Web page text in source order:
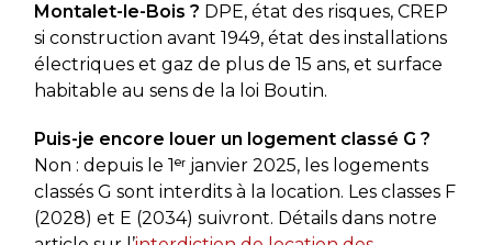
Montalet-le-Bois ? DPE, état des risques, CREP
si construction avant 1949, état des installations
électriques et gaz de plus de 15 ans, et surface
habitable au sens de la loi Boutin.
Puis-je encore louer un logement classé G ?
Non : depuis le 1ᵉʳ janvier 2025, les logements
classés G sont interdits à la location. Les classes F
(2028) et E (2034) suivront. Détails dans notre